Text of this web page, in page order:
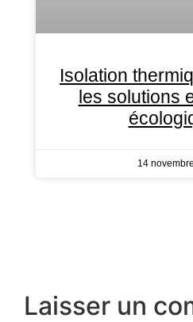
Isolation
les solutions
14
Laisser un